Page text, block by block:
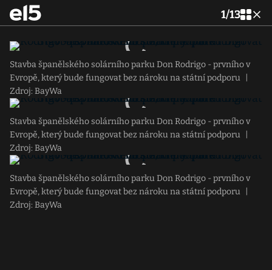
1/13
Stavba španělského solárního parku Don Rodrigo - prvního v
Evropě, který bude fungovat bez nároku na státní podporu
Zdroj: BayWa
Stavba španělského solárního parku Don Rodrigo - prvního v
Evropě, který bude fungovat bez nároku na státní podporu
Zdroj: BayWa
Stavba španělského solárního parku Don Rodrigo - prvního v
Evropě, který bude fungovat bez nároku na státní podporu
Zdroj: BayWa